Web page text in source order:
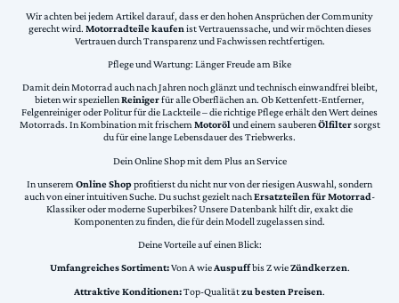
Wir achten bei jedem Artikel darauf, dass er den hohen Ansprüchen der Community
gerecht wird. Motorradteile kaufen ist Vertrauenssache, und wir möchten dieses
Vertrauen durch Transparenz und Fachwissen rechtfertigen.
Pflege und Wartung: Länger Freude am Bike
Damit dein Motorrad auch nach Jahren noch glänzt und technisch einwandfrei bleibt,
bieten wir speziellenReinigerfür alle Oberflächen an. Ob Kettenfett-Entferner,
Felgenreiniger oder Politur für die Lackteile – die richtige Pflege erhält den Wert deines
Motorrads. In Kombination mit frischemMotorölund einem sauberenÖlfiltersorgst
du für eine lange Lebensdauer des Triebwerks.
Dein Online Shop mit dem Plus an Service
In unserem Online Shopprofitierst du nicht nur von der riesigen Auswahl, sondern
auch von einer intuitiven Suche. Du suchst gezielt nachErsatzteilen für Motorrad-
Klassiker oder moderne Superbikes? Unsere Datenbank hilft dir, exakt die
Komponenten zu finden, die für dein Modell zugelassen sind.
Deine Vorteile auf einen Blick:
Umfangreiches Sortiment:Von A wieAuspuffbis Z wieZündkerzen.
Attraktive Konditionen:Top-Qualitätzu besten Preisen.